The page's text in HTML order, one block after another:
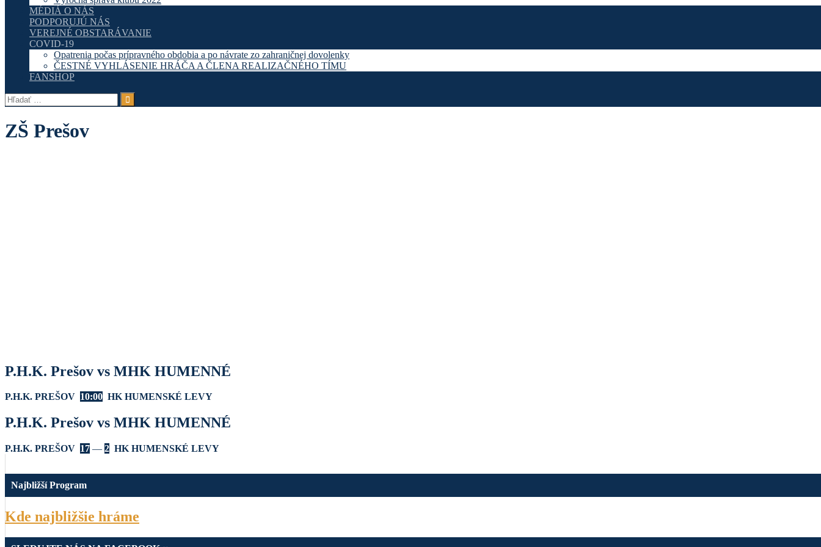
MÉDIÁ O NÁS
PODPORUJÚ NÁS
VEREJNÉ OBSTARÁVANIE
COVID-19
Opatrenia počas prípravného obdobia a po návrate zo zahraničnej dovolenky
ČESTNÉ VYHLÁSENIE HRÁČA A ČLENA REALIZAČNÉHO TÍMU
FANSHOP
Hľadať:
ZŠ Prešov
P.H.K. Prešov vs MHK HUMENNÉ
P.H.K. PREŠOV 10:00 HK HUMENSKÉ LEVY
P.H.K. Prešov vs MHK HUMENNÉ
P.H.K. PREŠOV 17 — 2 HK HUMENSKÉ LEVY
Najbližší Program
Kde najbližšie hráme